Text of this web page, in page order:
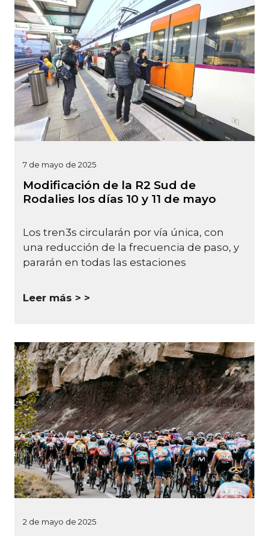
7 de mayo de 2025
Modificación de la R2 Sud de
Rodalies los días 10 y 11 de mayo
Los tren3s circularán por vía única, con
una reducción de la frecuencia de paso, y
pararán en todas las estaciones
Leer más >
2 de mayo de 2025